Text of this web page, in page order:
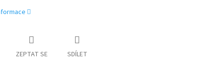
ZEPTAT SE SDÍLET